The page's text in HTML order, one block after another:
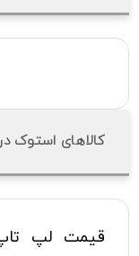
کالاهای استوک
قیمت لپ